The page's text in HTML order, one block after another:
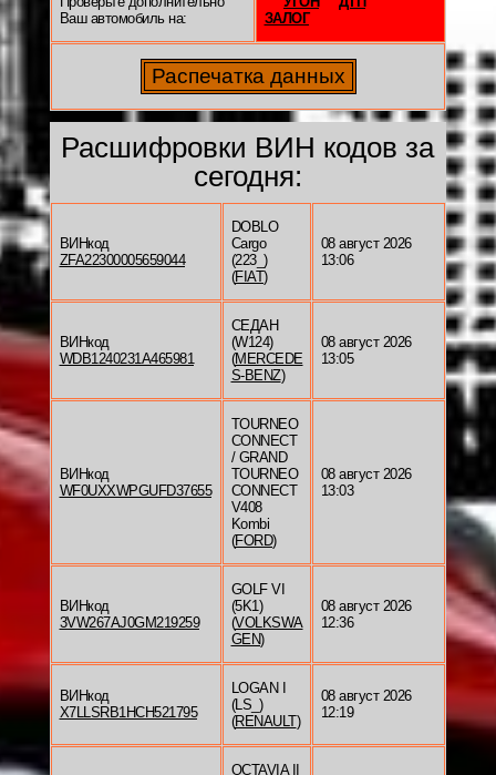
Ваш автомобиль на:
ЗАЛОГ
Расшифровки ВИН кодов за
сегодня:
ВИНкод
ZFA22300005659044
DOBLO
Cargo
(223_)
(FIAT)
08 август 2026
13:06
ВИНкод
WDB1240231A465981
СЕДАН
(W124)
(MERCEDE
S-BENZ)
08 август 2026
13:05
ВИНкод
WF0UXXWPGUFD37655
TOURNEO
CONNECT
/ GRAND
TOURNEO
CONNECT
V408
Kombi
(FORD)
08 август 2026
13:03
ВИНкод
3VW267AJ0GM219259
GOLF VI
(5K1)
(VOLKSWA
GEN)
08 август 2026
12:36
ВИНкод
X7LLSRB1HCH521795
LOGAN I
(LS_)
(RENAULT)
08 август 2026
12:19
OCTAVIA II